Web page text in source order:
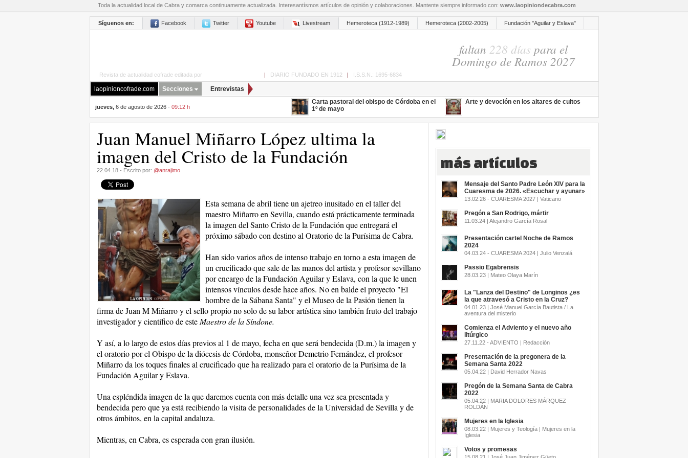
Toda la actualidad local de Cabra y comarca continuamente actualizada. Interesantísmos artículos de opinión y colaboraciones. Mantente siempre informado con: www.laopiniondecabra.com
Síguenos en: Facebook Twitter Youtube Livestream Hemeroteca (1912-1989) Hemeroteca (2002-2005) Fundación "Aguilar y Eslava"
faltan 228 días para el
Domingo de Ramos 2027
Revista de actualidad cofrade editada por | DIARIO FUNDADO EN 1912 | I.S.S.N.: 1695-6834
laopinioncofrade.com Secciones Entrevistas
jueves,6 de agosto de 2026 - 09:12 h
Carta pastoral del obispo de Córdoba en el
1º de mayo
Arte y devoción en los altares de cultos
Juan Manuel Miñarro López ultima la
imagen del Cristo de la Fundación
22.04.18 - Escrito por: @anrajimo
Esta semana de abril tiene un ajetreo inusitado en el taller del
maestro Miñarro en Sevilla, cuando está prácticamente terminada
la imagen del Santo Cristo de la Fundación que entregará el
próximo sábado con destino al Oratorio de la Purísima de Cabra.
Han sido varios años de intenso trabajo en torno a esta imagen de
un crucificado que sale de las manos del artista y profesor sevillano
por encargo de la Fundación Aguilar y Eslava, con la que le unen
intensos vínculos desde hace años. No en balde el proyecto "El
hombre de la Sábana Santa" y el Museo de la Pasión tienen la
firma de Juan M Miñarro y el sello propio no solo de su labor artística sino también fruto del trabajo
investigador y científico de este Maestro de la Síndone.
Y así, a lo largo de estos días previos al 1 de mayo, fecha en que será bendecida (D.m.) la imagen y
el oratorio por el Obispo de la diócesis de Córdoba, monseñor Demetrio Fernández, el profesor
Miñarro da los toques finales al crucificado que ha realizado para el oratorio de la Purísima de la
Fundación Aguilar y Eslava.
Una espléndida imagen de la que daremos cuenta con más detalle una vez sea presentada y
bendecida pero que ya está recibiendo la visita de personalidades de la Universidad de Sevilla y de
otros ámbitos, en la capital andaluza.
Mientras, en Cabra, es esperada con gran ilusión.
más artículos
Mensaje del Santo Padre León XIV para la
Cuaresma de 2026. «Escuchar y ayunar»
13.02.26 - CUARESMA 2027 | Vaticano
Pregón a San Rodrigo, mártir
11.03.24 | Alejandro García Rosal
Presentación cartel Noche de Ramos
2024
04.03.24 - CUARESMA 2024 | Julio Venzalá
Passio Egabrensis
28.03.23 | Mateo Olaya Marín
La "Lanza del Destino" de Longinos ¿es
la que atravesó a Cristo en la Cruz?
04.01.23 | José Manuel García Bautista / La
aventura del misterio
Comienza el Adviento y el nuevo año
litúrgico
27.11.22 - ADVIENTO | Redacción
Presentación de la pregonera de la
Semana Santa 2022
05.04.22 | David Herrador Navas
Pregón de la Semana Santa de Cabra
2022
05.04.22 | MARIA DOLORES MÁRQUEZ
ROLDÁN
Mujeres en la Iglesia
08.03.22 | Mujeres y Teología | Mujeres en la
Iglesia
Votos y promesas